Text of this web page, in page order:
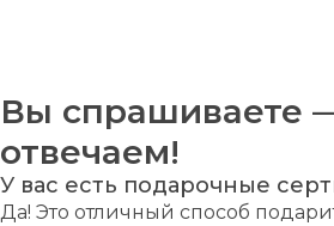
Вы спрашиваете
отвечаем!
У вас есть подарочные
Да! Это отличный способ